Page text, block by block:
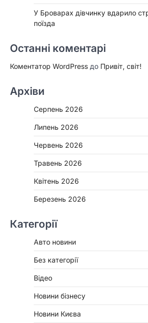
У Броварах дівчинку вдарило
поїзда
Останні коментарі
Коментатор WordPress до Привіт, світ!
Архіви
Серпень 2026
Липень 2026
Червень 2026
Травень 2026
Квітень 2026
Березень 2026
Категорії
Авто новини
Без категорії
Відео
Новини бізнесу
Новини Києва